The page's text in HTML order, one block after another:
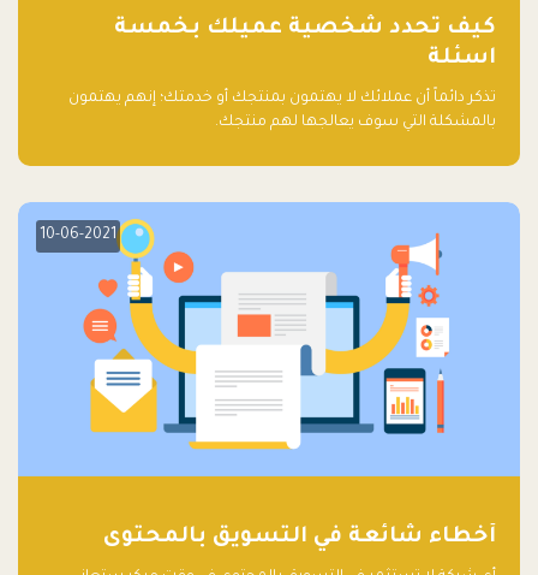
كيف تحدد شخصية عميلك بخمسة
اسئلة
تذكر دائماً أن عملائك لا يهتمون بمنتجك أو خدمتك؛ إنهم يهتمون
بالمشكلة التي سوف يعالجها لهم منتجك.
10-06-2021
أخطاء شائعة في التسويق بالمحتوى